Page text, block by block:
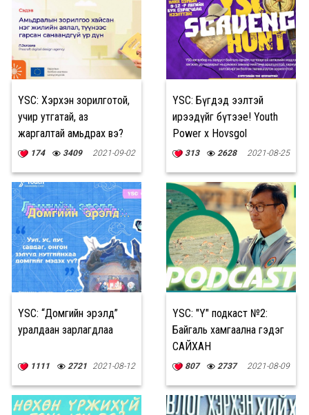
YSC: Хэрхэн зорилготой,
учир утгатай, аз
жаргалтай амьдрах вэ?
174 3409 2021-09-02
YSC: Бүгдэд ээлтэй
ирээдүйг бүтээе! Youth
Power x Hovsgol
313 2628 2021-08-25
YSC: “Домгийн эрэлд”
уралдаан зарлагдлаа
1111 2721 2021-08-12
YSC: "Y" подкаст №2:
Байгаль хамгаална гэдэг
САЙХАН
807 2737 2021-08-09